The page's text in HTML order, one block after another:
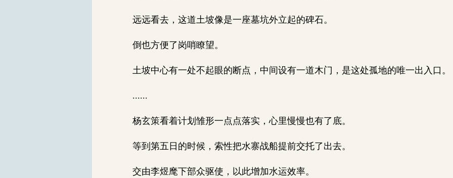
远远看去，这道土坡像是一座墓坑外立起的碑石。
倒也方便了岗哨瞭望。
土坡中心有一处不起眼的断点，中间设有一道木门，是这处孤地的唯一出入口。
......
杨玄策看着计划雏形一点点落实，心里慢慢也有了底。
等到第五日的时候，索性把水寨战船提前交托了出去。
交由李煜麾下部众驱使，以此增加水运效率。